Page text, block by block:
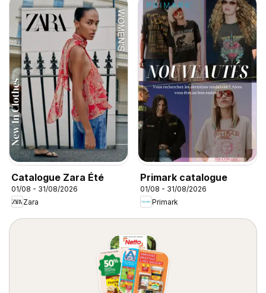
Catalogue Zara Été
01/08 - 31/08/2026
Zara
Primark catalogue
01/08 - 31/08/2026
Primark